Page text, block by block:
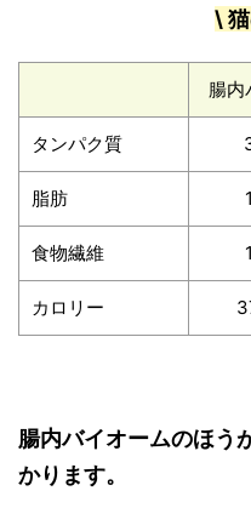
\
腸内
タンパク質
脂肪
食物繊維
カロリー
腸内バイオームのほう
かります。